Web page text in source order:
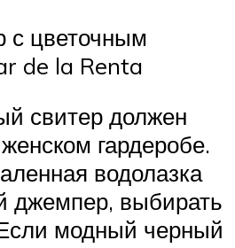
с цветочным
de la Renta
свитер должен
гардеробе.
водолазка
джемпер, выбирать
модный черный